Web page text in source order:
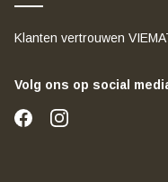
Klanten vertrouwen
Volg ons op social